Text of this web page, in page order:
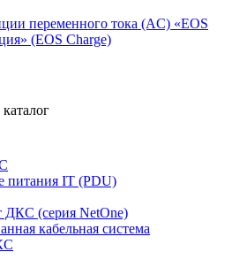
переменного тока (AC) «EOS
(EOS Charge)
питания IT (PDU)
(серия NetOne)
кабельная система